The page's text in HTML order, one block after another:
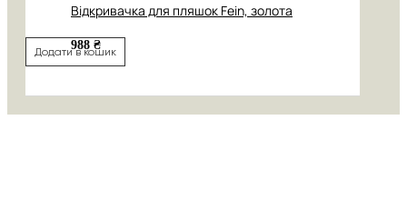
Відкривачка для пляшок Fein, золота
988 ₴
Додати в кошик